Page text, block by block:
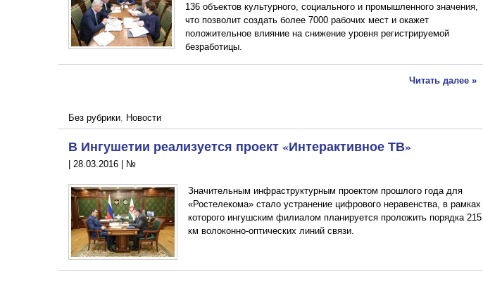
136 объектов культурного, социального и промышленного значения,
что позволит создать более 7000 рабочих мест и окажет
положительное влияние на снижение уровня регистрируемой
безработицы.
Читать далее »
Без рубрики, Новости
В Ингушетии реализуется проект «Интерактивное ТВ»
28.03.2016 №
Значительным инфраструктурным проектом прошлого года для
«Ростелекома» стало устранение цифрового неравенства, в рамках
которого ингушским филиалом планируется проложить порядка 215
км волоконно-оптических линий связи.